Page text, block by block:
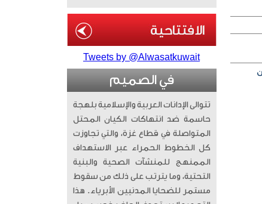
Tweets by @Alwasatkuwait
في الصميم
تتوالى الإدانات العربية والإسلامية بلهجة
حاسمة ضد انتهاكات الكيان المحتل
المتواصلة في قطاع غزة، والتي تجاوزت
كل الخطوط الحمراء عبر الاستهداف
الممنهج للمنشآت الصحية والبنية
التحتية، وما يترتب على ذلك من سقوط
مستمر للضحايا المدنيين الأبرياء. ​ هذا